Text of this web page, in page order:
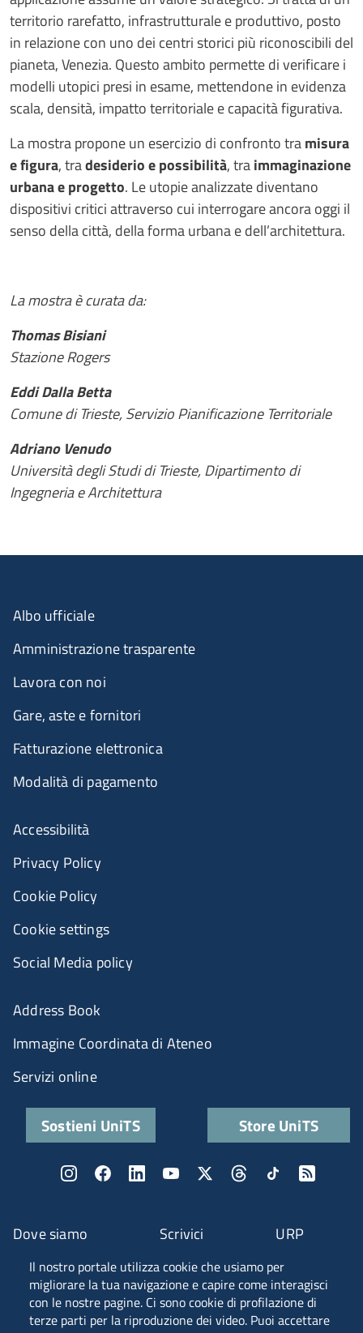
territorio rarefatto, infrastrutturale e produttivo, posto
in relazione con uno dei centri storici più riconoscibili del
pianeta, Venezia. Questo ambito permette di verificare i
modelli utopici presi in esame, mettendone in evidenza
scala, densità, impatto territoriale e capacità figurativa.
La mostra propone un esercizio di confronto tramisura
e figura, tradesiderio e possibilità, traimmaginazione
urbana e progetto. Le utopie analizzate diventano
dispositivi critici attraverso cui interrogare ancora oggi il
senso della città, della forma urbana e dell’architettura.
La mostra è curata da:
Thomas Bisiani
Stazione Rogers
Eddi Dalla Betta
Comune di Trieste, Servizio Pianificazione Territoriale
Adriano Venudo
Università degli Studi di Trieste, Dipartimento di
Ingegneria e Architettura
Il nostro portale utilizza cookie che usiamo per
migliorare la tua navigazione e capire come interagisci
con le nostre pagine. Ci sono cookie di profilazione di
terze parti per la riproduzione dei video. Puoi accettare
Fascia A ANVUR
Dove siamo Scrivici URP
Albo ufficiale
Amministrazione trasparente
Lavora con noi
Gare, aste e fornitori
Fatturazione elettronica
Modalità di pagamento
Accessibilità
Privacy Policy
Cookie Policy
Cookie settings
Social Media policy
Address Book
Immagine Coordinata di Ateneo
Servizi online
Sostieni UniTS Store UniTS